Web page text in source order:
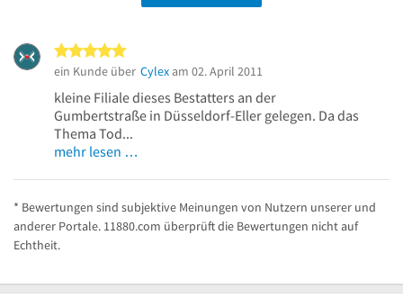
ein Kunde über Cylex am 02. April 2011
kleine Filiale dieses Bestatters an der
Gumbertstraße in Düsseldorf-Eller gelegen. Da das
Thema Tod...
mehr lesen …
* Bewertungen sind subjektive Meinungen von Nutzern unserer und
anderer Portale. 11880.com überprüft die Bewertungen nicht auf
Echtheit.